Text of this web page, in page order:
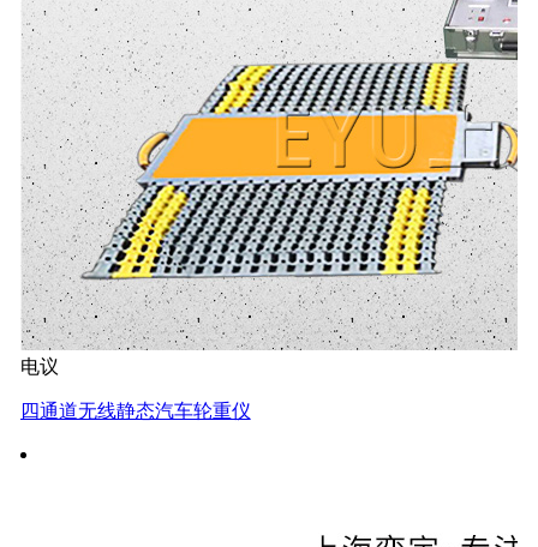
电议
四通道无线静态汽车轮重仪